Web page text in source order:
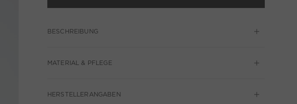
BESCHREIBUNG
MATERIAL & PFLEGE
HERSTELLERANGABEN